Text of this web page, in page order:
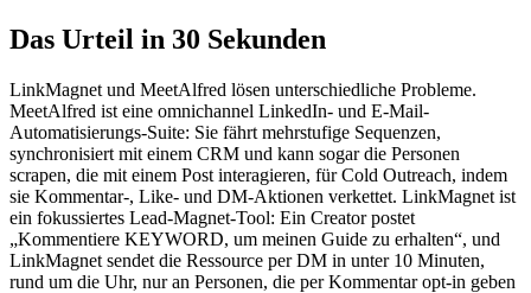
Das Urteil in 30 Sekunden
LinkMagnet und MeetAlfred lösen unterschiedliche Probleme.
MeetAlfred ist eine omnichannel LinkedIn- und E-Mail-
Automatisierungs-Suite: Sie fährt mehrstufige Sequenzen,
synchronisiert mit einem CRM und kann sogar die Personen
scrapen, die mit einem Post interagieren, für Cold Outreach, indem
sie Kommentar-, Like- und DM-Aktionen verkettet. LinkMagnet ist
ein fokussiertes Lead-Magnet-Tool: Ein Creator postet
„Kommentiere KEYWORD, um meinen Guide zu erhalten“, und
LinkMagnet sendet die Ressource per DM in unter 10 Minuten,
rund um die Uhr, nur an Personen, die per Kommentar opt-in geben